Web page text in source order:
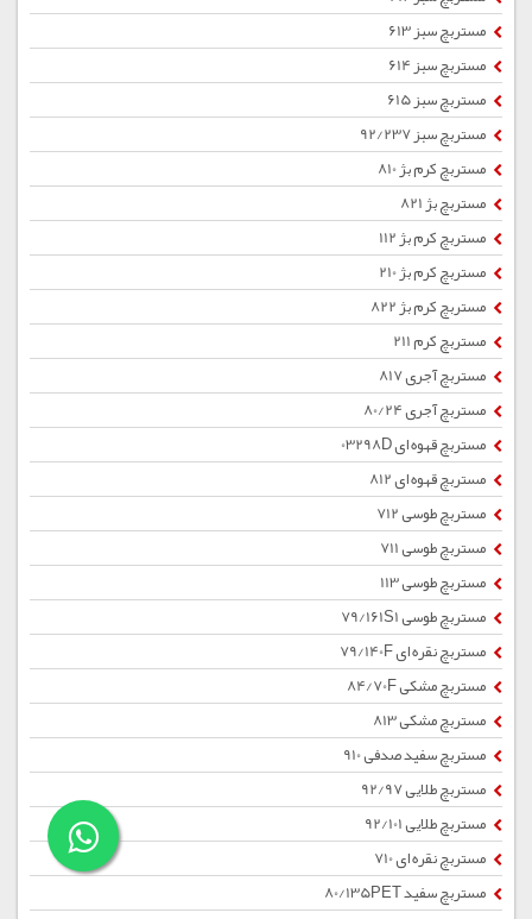
مستربچ سبز 613
مستربچ سبز 614
مستربچ سبز 615
مستربچ سبز 92/237
مستربچ کرم بژ 810
مستربچ بژ 821
مستربچ کرم بژ 112
مستربچ کرم بژ 210
مستربچ کرم بژ 822
مستربچ کرم 211
مستربچ آجری 817
مستربچ آجری 80/24
مستربچ قهوه ای 03298D
مستربچ قهوه ای 812
مستربچ طوسی 712
مستربچ طوسی 711
مستربچ طوسی 113
مستربچ طوسی 79/161S1
مستربچ نقره ای 79/140F
مستربچ مشکی 84/70F
مستربچ مشکی 813
مستربچ سفید صدفی 910
مستربچ طلایی 92/97
مستربچ طلایی 92/101
مستربچ نقره ای 710
مستربچ سفید 80/135PET